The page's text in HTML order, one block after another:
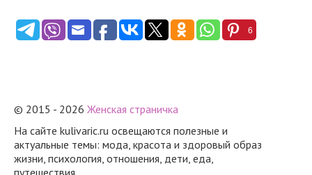
6
© 2015 - 2026 Женская страничка
На сайте kulivaric.ru освещаются полезные и
актуальные темы: мода, красота и здоровый образ
жизни, психология, отношения, дети, еда,
путешествия.